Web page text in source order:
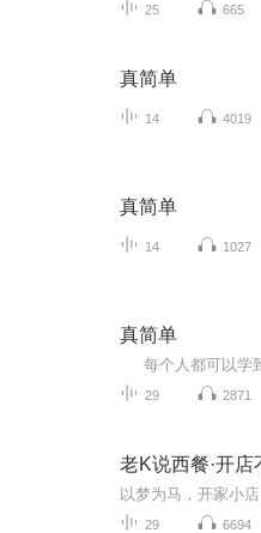
25 665
真简单
14 4019
真简单
14 1027
真简单
29 2871
老K说西餐·开店
29 6694